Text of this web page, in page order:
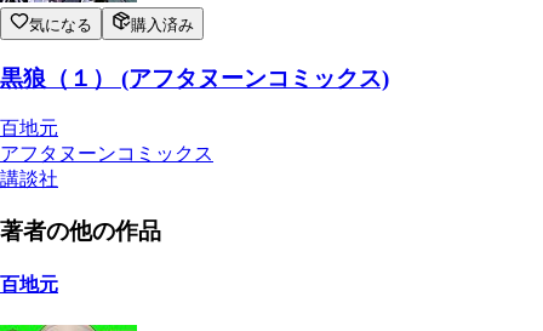
気になる 購入済み
黒狼（１） (アフタヌーンコミックス)
百地元
アフタヌーンコミックス
講談社
著者の他の作品
百地元